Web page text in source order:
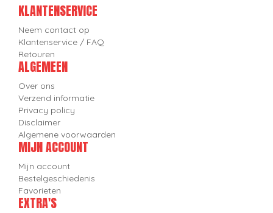
KLANTENSERVICE
Neem contact op
Klantenservice / FAQ
Retouren
ALGEMEEN
Over ons
Verzend informatie
Privacy policy
Disclaimer
Algemene voorwaarden
MIJN ACCOUNT
Mijn account
Bestelgeschiedenis
Favorieten
EXTRA'S